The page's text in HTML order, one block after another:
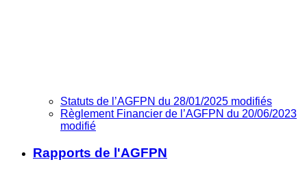
Statuts de l’AGFPN du 28/01/2025 modifiés
Règlement Financier de l’AGFPN du 20/06/2023
modifié
Rapports de l'AGFPN